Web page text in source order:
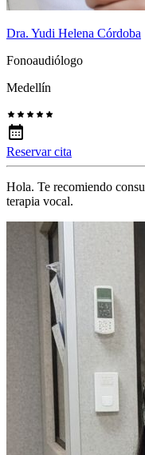
Dra. Yudi Helena Córdoba
Fonoaudiólogo
Medellín
Reservar cita
Hola. Te recomiendo
terapia vocal.